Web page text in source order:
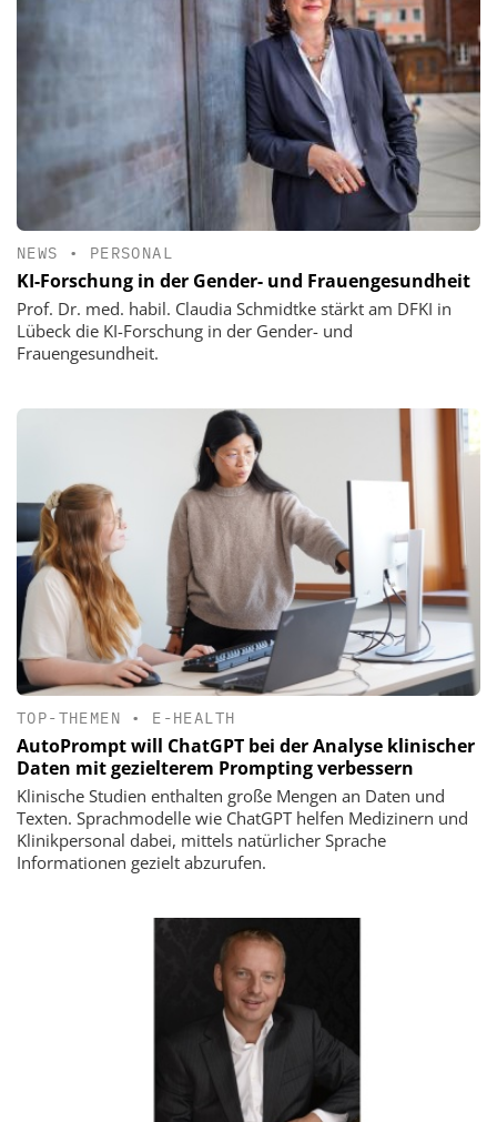
NEWS • PERSONAL
KI-Forschung in der Gender- und Frauengesundheit
Prof. Dr. med. habil. Claudia Schmidtke stärkt am DFKI in
Lübeck die KI-Forschung in der Gender- und
Frauengesundheit.
TOP-THEMEN • E-HEALTH
AutoPrompt will ChatGPT bei der Analyse klinischer
Daten mit gezielterem Prompting verbessern
Klinische Studien enthalten große Mengen an Daten und
Texten. Sprachmodelle wie ChatGPT helfen Medizinern und
Klinikpersonal dabei, mittels natürlicher Sprache
Informationen gezielt abzurufen.